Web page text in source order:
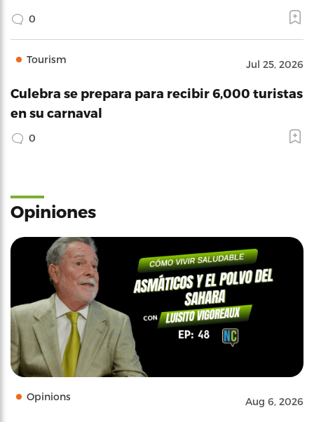
0
Tourism Jul 25, 2026
Culebra se prepara para recibir 6,000 turistas
en su carnaval
0
Opiniones
Opinions Aug 6, 2026